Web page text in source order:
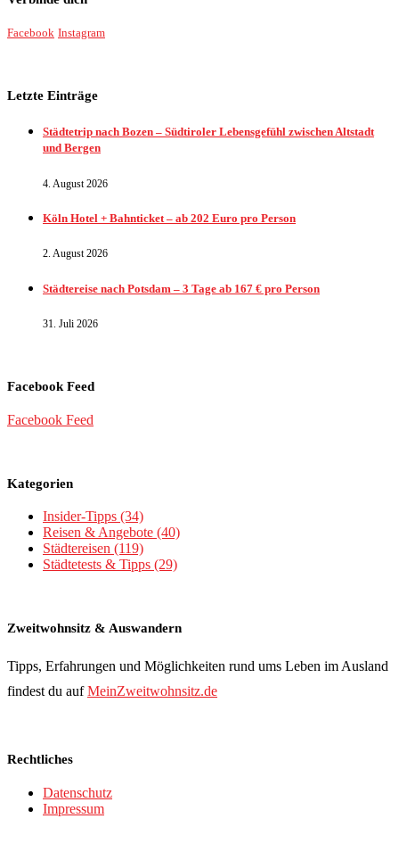
Facebook Instagram
Letzte Einträge
Städtetrip nach Bozen – Südtiroler Lebensgefühl zwischen Altstadt
und Bergen
4. August 2026
Köln Hotel + Bahnticket – ab 202 Euro pro Person
2. August 2026
Städtereise nach Potsdam – 3 Tage ab 167 € pro Person
31. Juli 2026
Facebook Feed
Facebook Feed
Kategorien
Insider-Tipps (34)
Reisen & Angebote (40)
Städtereisen (119)
Städtetests & Tipps (29)
Zweitwohnsitz & Auswandern
Tipps, Erfahrungen und Möglichkeiten rund ums Leben im Ausland
findest du aufMeinZweitwohnsitz.de
Rechtliches
Datenschutz
Impressum